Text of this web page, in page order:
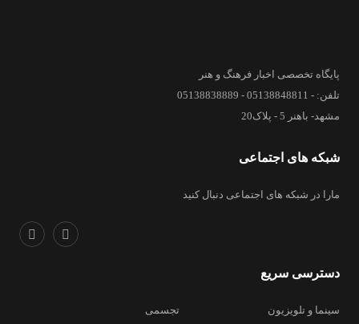
پایگاه تخصصی اخبار فرهنگ و هنر
تلفن: - 05138848811 - 05138838889
مشهد- باهنر 5 - پلاک20
شبکه های اجتماعی
مارا در شبکه های اجتماعی دنبال کنید
دسترسی سریع
سینما و تلویزیون تجسمی